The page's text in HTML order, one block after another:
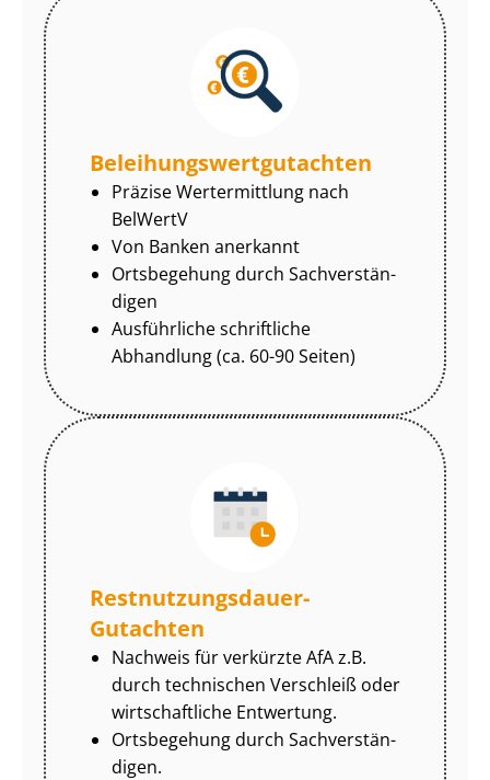
Be­lei­hungs­wert­gut­ach­ten
Präzise Wertermittlung nach
BelWertV
Von Banken anerkannt
Ortsbegehung durch Sach­ver­stän­
di­gen
Ausführliche schriftliche
Abhandlung (ca. 60-90 Seiten)
Rest­nut­zungs­dau­er-
Gutachten
Nachweis für verkürzte AfA z.B.
durch technischen Verschleiß oder
wirtschaftliche Entwertung.
Ortsbegehung durch Sach­ver­stän­
di­gen.